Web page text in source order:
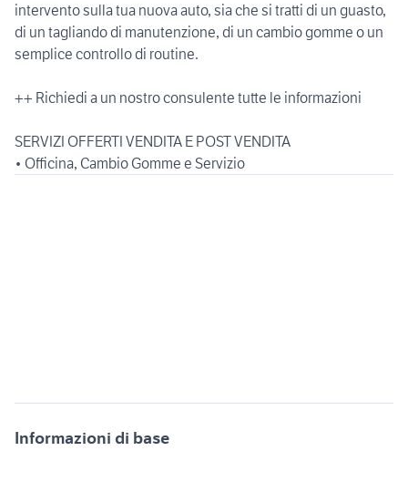
intervento sulla tua nuova auto, sia che si tratti di un guasto,
di un tagliando di manutenzione, di un cambio gomme o un
semplice controllo di routine.
++ Richiedi a un nostro consulente tutte le informazioni
SERVIZI OFFERTI VENDITA E POST VENDITA
• Officina, Cambio Gomme e Servizio
Informazioni di base